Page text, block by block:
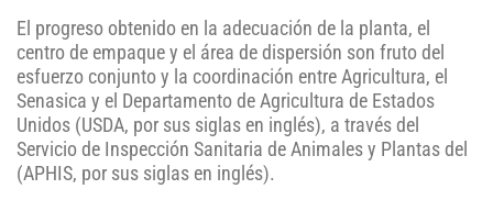
El progreso obtenido en la adecuación de la planta, el
centro de empaque y el área de dispersión son fruto del
esfuerzo conjunto y la coordinación entre Agricultura, el
Senasica y el Departamento de Agricultura de Estados
Unidos (USDA, por sus siglas en inglés), a través del
Servicio de Inspección Sanitaria de Animales y Plantas del
(APHIS, por sus siglas en inglés).